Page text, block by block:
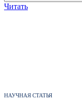
Читать
НАУЧНАЯ СТАТЬЯ